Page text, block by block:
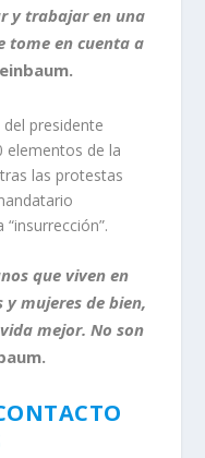
y trabajar en una
tome en cuenta a
presidente
elementos de la
las protestas
que viven en
y mujeres de bien,
mejor. No son